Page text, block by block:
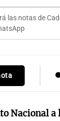
las notas de
Nacional a